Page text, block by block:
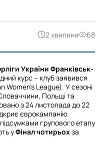
2 хвилини 68
України Франківськ-
курс – клуб заявився
Women’s League). У сезоні
Польщі та
з 24 листопада до 22
єврокампанію
групового етапу
уФінал чотирьохза